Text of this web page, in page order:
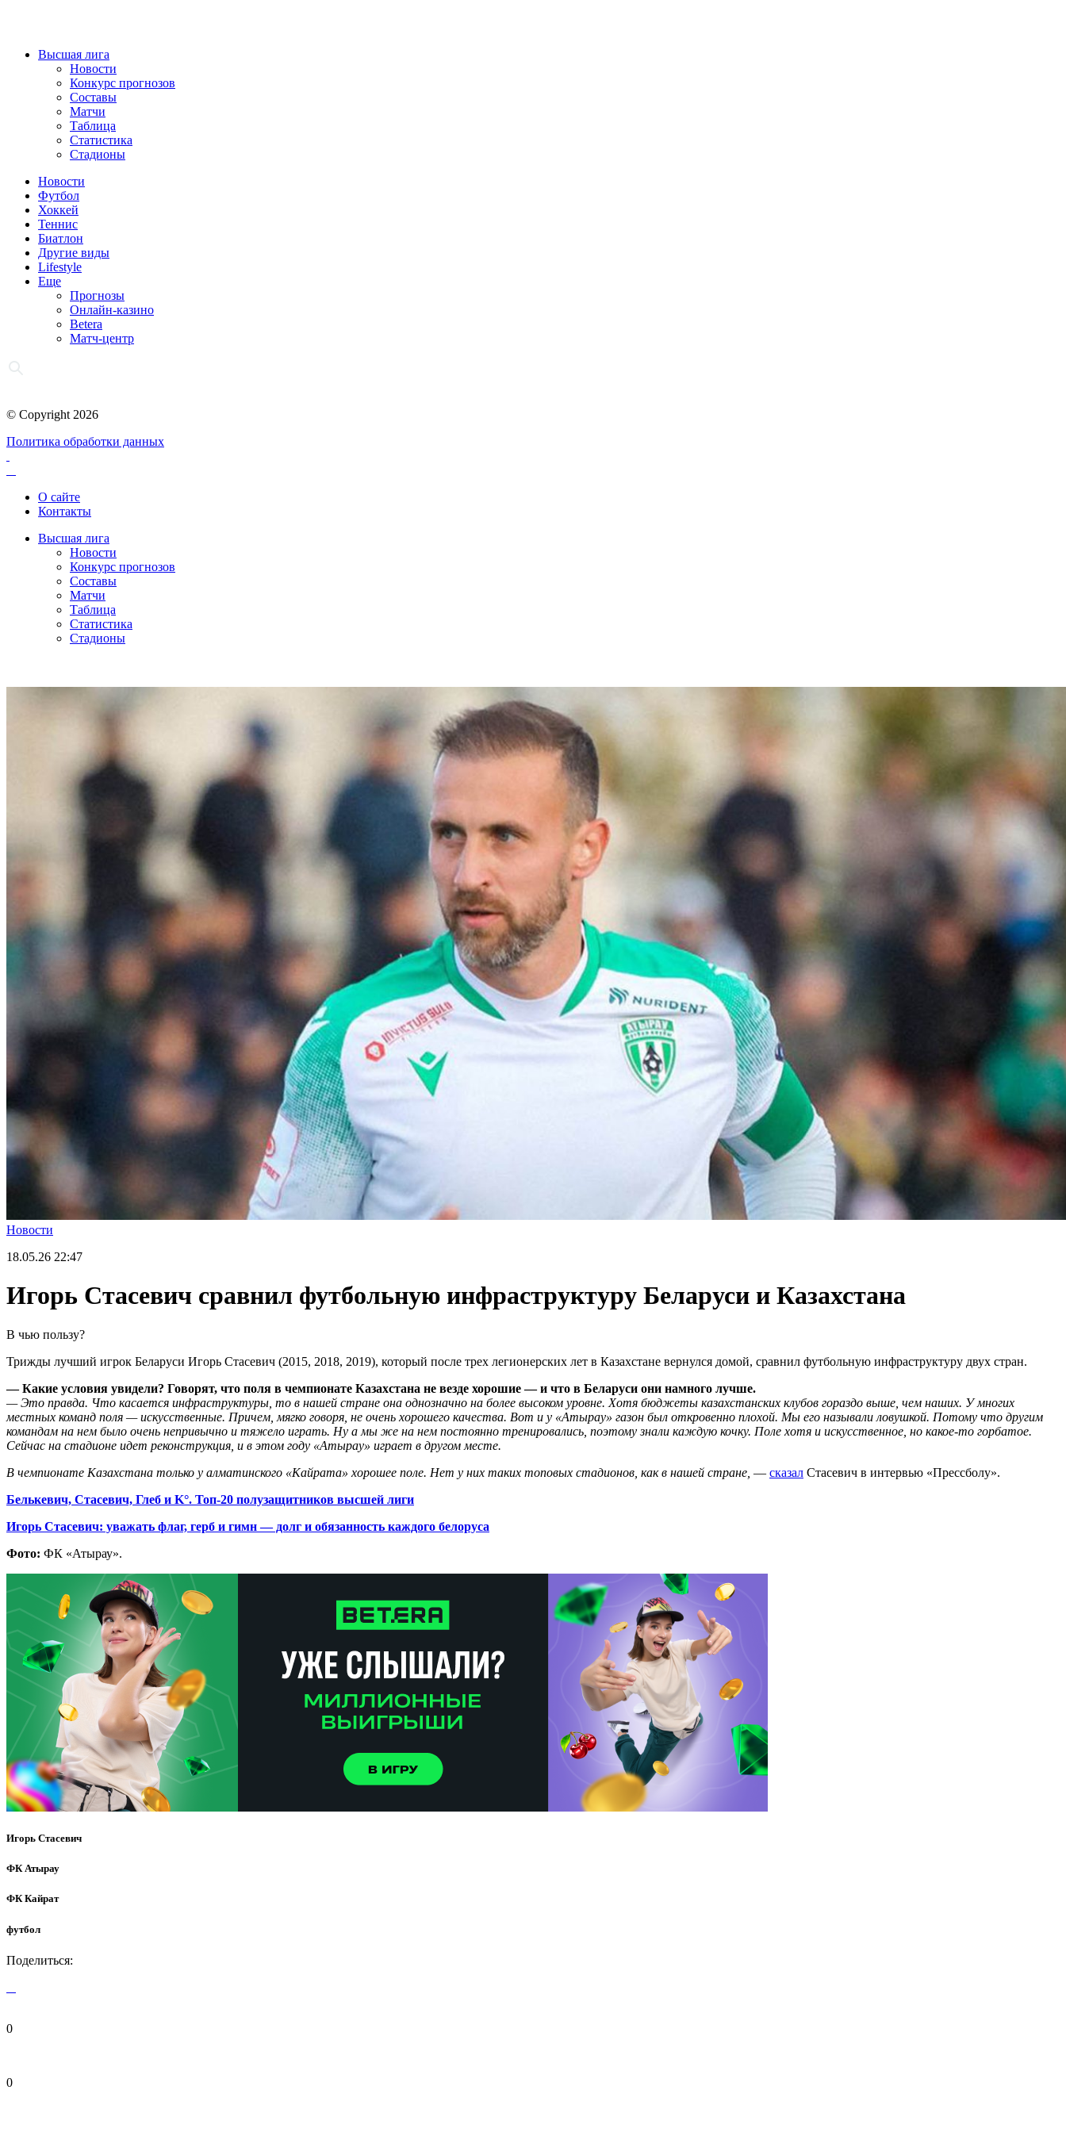
Высшая лига
Новости
Конкурс прогнозов
Составы
Матчи
Таблица
Статистика
Стадионы
Новости
Футбол
Хоккей
Теннис
Биатлон
Другие виды
Lifestyle
Еще
Прогнозы
Онлайн-казино
Betera
Матч-центр
© Copyright 2026
Политика обработки данных
О сайте
Контакты
Высшая лига
Новости
Конкурс прогнозов
Составы
Матчи
Таблица
Статистика
Стадионы
Новости
18.05.26 22:47
Игорь Стасевич сравнил футбольную инфраструктуру Беларуси и Казахстана
В чью пользу?
Трижды лучший игрок Беларуси Игорь Стасевич (2015, 2018, 2019), который после трех легионерских лет в Казахстане вернулся домой, сравнил футбольную инфраструктуру двух стран.
— Какие условия увидели? Говорят, что поля в чемпионате Казахстана не везде хорошие — и что в Беларуси они намного лучше.
— Это правда. Что касается инфраструктуры, то в нашей стране она однозначно на более высоком уровне. Хотя бюджеты казахстанских клубов гораздо выше, чем наших. У многих
местных команд поля — искусственные. Причем, мягко говоря, не очень хорошего качества. Вот и у «Атырау» газон был откровенно плохой. Мы его называли ловушкой. Потому что другим
командам на нем было очень непривычно и тяжело играть. Ну а мы же на нем постоянно тренировались, поэтому знали каждую кочку. Поле хотя и искусственное, но какое-то горбатое.
Сейчас на стадионе идет реконструкция, и в этом году «Атырау» играет в другом месте.
В чемпионате Казахстана только у алматинского «Кайрата» хорошее поле. Нет у них таких топовых стадионов, как в нашей стране, — сказал Стасевич в интервью «Прессболу».
Белькевич, Стасевич, Глеб и K°. Топ-20 полузащитников высшей лиги
Игорь Стасевич: уважать флаг, герб и гимн — долг и обязанность каждого белоруса
Фото: ФК «Атырау».
Игорь Стасевич
ФК Атырау
ФК Кайрат
футбол
Поделиться:
0
0